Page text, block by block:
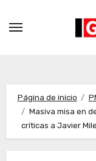
Página de inicio
Masiva misa en
críticas a Javier